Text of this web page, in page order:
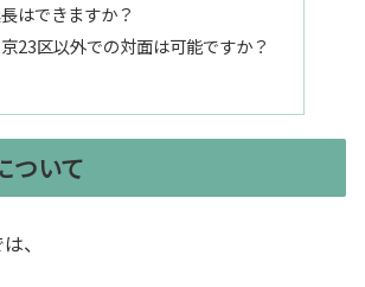
はできますか？
23区以外での対面は可能ですか？
ついて
、